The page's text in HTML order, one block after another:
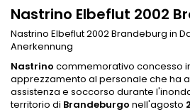
Nastrino Elbeflut 2002
Nastrino Elbeflut 2002 Brandeburg in
Anerkennung
Nastrino commemorativo concesso
apprezzamento al personale che ha
assistenza e soccorso durante
territorio di Brandeburgo nell'agosto